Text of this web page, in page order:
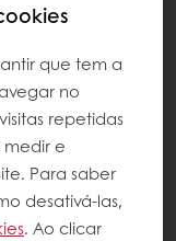
que tem a
no
repetidas
e
Para saber
desativá-las,
. Ao clicar